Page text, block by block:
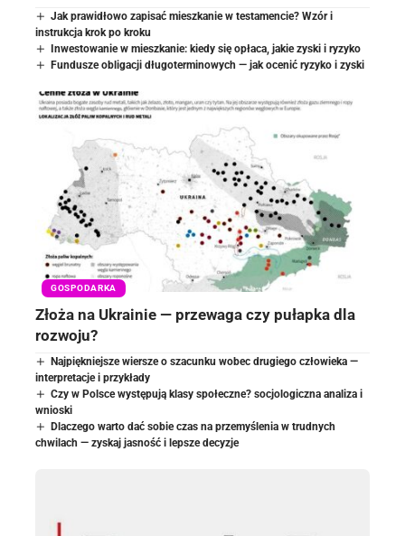
Jak prawidłowo zapisać mieszkanie w testamencie? Wzór i
instrukcja krok po kroku
Inwestowanie w mieszkanie: kiedy się opłaca, jakie zyski i ryzyko
Fundusze obligacji długoterminowych — jak ocenić ryzyko i zyski
GOSPODARKA
Złoża na Ukrainie — przewaga czy pułapka dla
rozwoju?
Najpiękniejsze wiersze o szacunku wobec drugiego człowieka —
interpretacje i przykłady
Czy w Polsce występują klasy społeczne? socjologiczna analiza i
wnioski
Dlaczego warto dać sobie czas na przemyślenia w trudnych
chwilach — zyskaj jasność i lepsze decyzje